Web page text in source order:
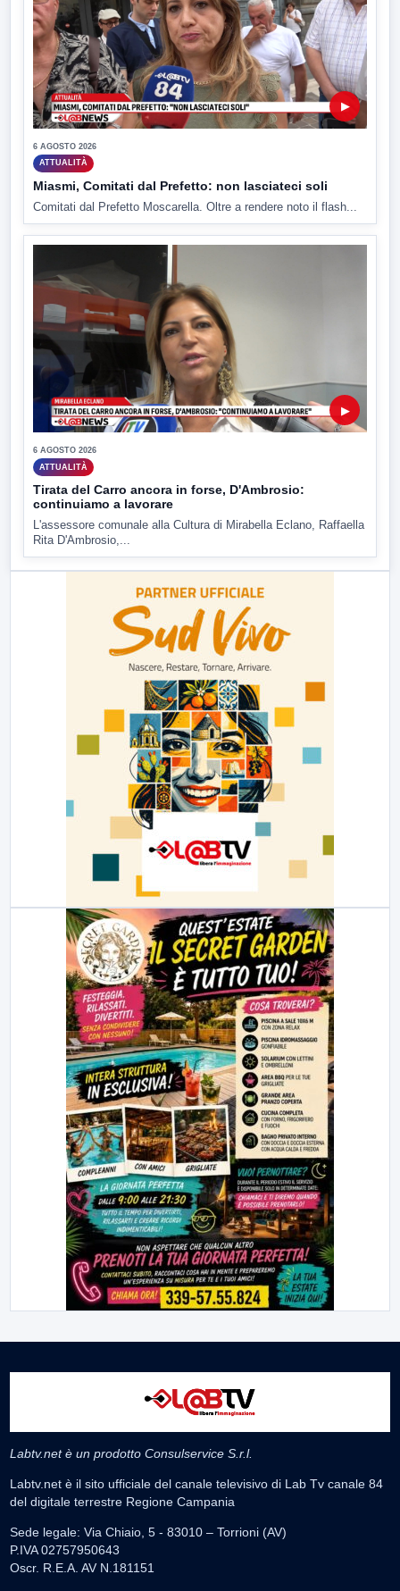
▶
6 AGOSTO 2026
ATTUALITÀ
Miasmi, Comitati dal Prefetto: non lasciateci soli
Comitati dal Prefetto Moscarella. Oltre a rendere noto il flash...
▶
6 AGOSTO 2026
ATTUALITÀ
Tirata del Carro ancora in forse, D'Ambrosio:
continuiamo a lavorare
L'assessore comunale alla Cultura di Mirabella Eclano, Raffaella
Rita D'Ambrosio,...
Labtv.net è un prodotto Consulservice S.r.l.
Labtv.net è il sito ufficiale del canale televisivo di Lab Tv canale 84
del digitale terrestre Regione Campania
Sede legale: Via Chiaio, 5 - 83010 – Torrioni (AV)
P.IVA 02757950643
Oscr. R.E.A. AV N.181151